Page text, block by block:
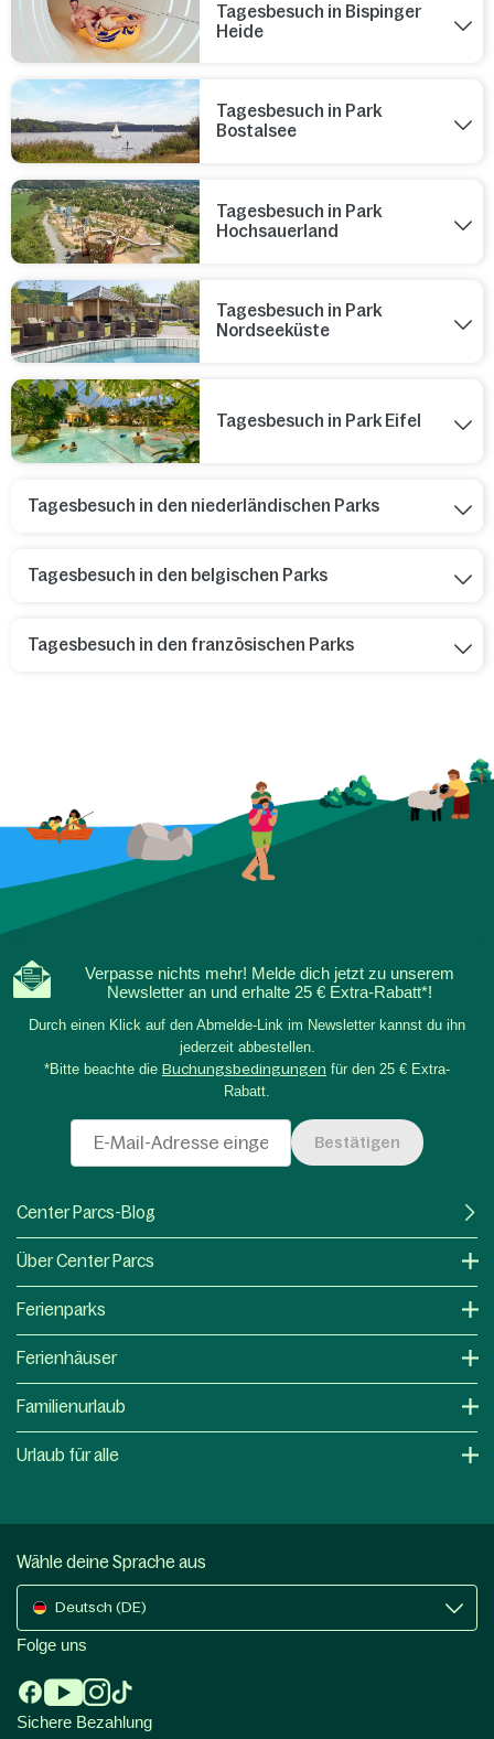
Tagesbesuch in Bispinger
Heide
Tagesbesuch in Park
Bostalsee
Tagesbesuch in Park
Hochsauerland
Tagesbesuch in Park
Nordseeküste
Tagesbesuch in Park Eifel
Tagesbesuch in den niederländischen Parks
Tagesbesuch in den belgischen Parks
Tagesbesuch in den französischen Parks
Verpasse nichts mehr! Melde dich jetzt zu unserem
Newsletter an und erhalte 25 € Extra-Rabatt*!
Durch einen Klick auf den Abmelde-Link im Newsletter kannst du ihn
jederzeit abbestellen.
*Bitte beachte die Buchungsbedingungen für den 25 € Extra-
Rabatt.
Bestätigen
Center Parcs-Blog
Über Center Parcs
Ferienparks
Ferienhäuser
Familienurlaub
Urlaub für alle
Wähle deine Sprache aus
Deutsch (DE)
Folge uns
Sichere Bezahlung